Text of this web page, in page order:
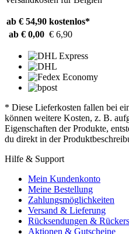
ab € 54,90 kostenlos*
ab € 0,00 € 6,90
* Diese Lieferkosten fallen bei
können weitere Kosten, z. B.
Eigenschaften der Produkte,
du direkt in der
Hilfe & Support
Mein Kundenkonto
Meine Bestellung
Zahlungsmöglichkeiten
Versand & Lieferung
Rücksendungen &
Aktionen & Gutscheine